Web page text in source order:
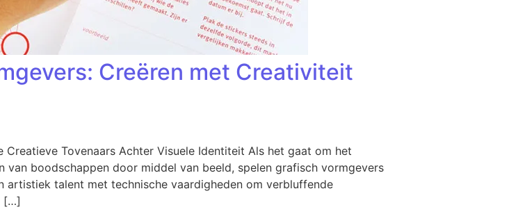
Creëren met Creativiteit
Tovenaars Achter Visuele Identiteit Als het gaat om het
boodschappen door middel van beeld, spelen grafisch vormgevers
artistiek talent met technische vaardigheden om verbluffende
[…]